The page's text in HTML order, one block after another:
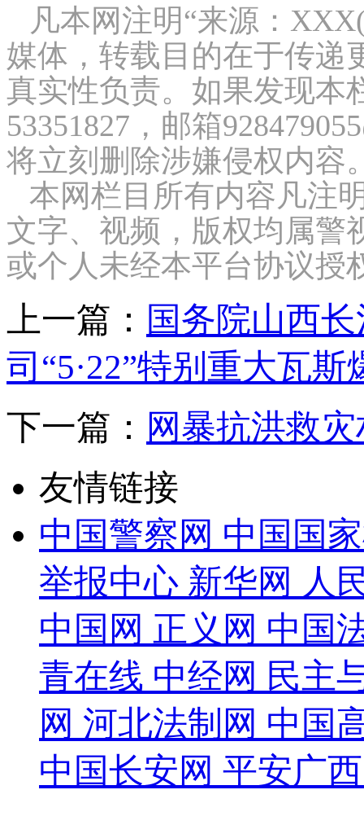
凡本网注明“来源：
媒体，转载目的在于传递
真实性负责。如果发现本
53351827，邮箱
将立刻删除涉嫌侵权内容
本网栏目所有内容凡注
文字、视频，版权均属警
或个人未经本平台协议授
上一篇： 国务院山西
司“5·22”特别重大瓦
下一篇： 网暴抗洪救
友情链接
中国警察网 中国国
举报中心 新华网 人
中国网 正义网 中国
青在线 中经网 民主
网 河北法制网 中国
中国长安网 平安广